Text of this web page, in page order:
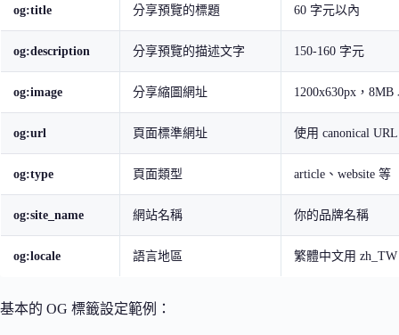
og:title 分享預覽的標題 60 字元以內
og:description 分享預覽的描述文字 150-160 字元
og:image 分享縮圖網址 1200x630px，8MB
og:url 頁面標準網址 使用 canonical URL
og:type 頁面類型 article、website 等
og:site_name 網站名稱 你的品牌名稱
og:locale 語言地區 繁體中文用 zh_TW
基本的 OG 標籤設定範例：